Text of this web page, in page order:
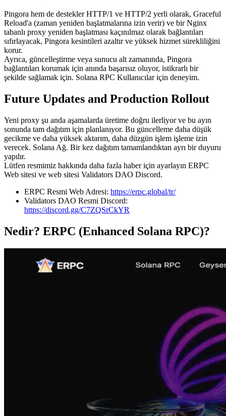
Pingora hem de destekler HTTP/1 ve HTTP/2 yerli olarak, Graceful
Reload'a (zaman yeniden başlatmalarına izin verir) ve bir Nginx
tabanlı proxy yeniden başlatması kaçınılmaz olarak bağlantıları
sıfırlayacak, Pingora kesintileri azaltır ve yüksek hizmet sürekliliğini
korur.
Ayrıca, güncelleştirme veya sunucu alt zamanında, Pingora
bağlantıları korumak için anında başarısız oluyor, istikrarlı bir
şekilde sağlamak için. Solana RPC Kullanıcılar için deneyim.
Future Updates and Production Rollout
Yeni proxy şu anda aşamalarda üretime doğru ilerliyor ve bu ayın
sonunda tam dağıtım için planlanıyor. Bu güncelleme daha düşük
gecikme ve daha yüksek aktarım, daha düzgün işlem işleme izin
verecek. Solana Ağ. Bir kez dağıtım tamamlandıktan ayrı bir duyuru
yapılır.
Lütfen resmimiz hakkında daha fazla haber için ayarlayın ERPC
Web sitesi ve web sitesi Validators DAO Discord.
ERPC Resmi Web Adresi: https://erpc.global/tr/
Validators DAO Resmi Discord:
https://discord.gg/C7ZQSrCkYR
Nedir? ERPC (Enhanced Solana RPC)?